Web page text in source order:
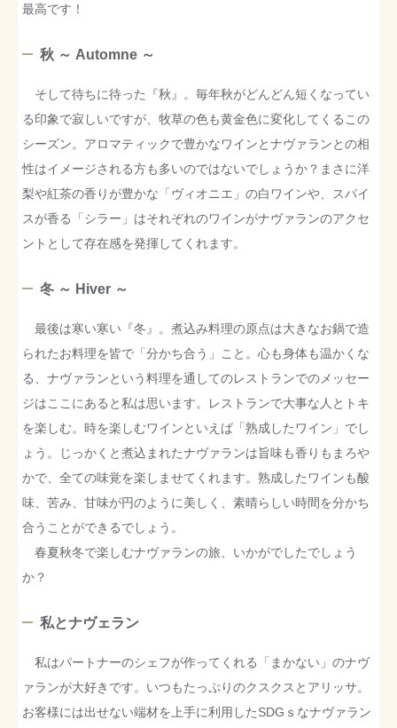
最高です！
秋 ～ Automne ～
そして待ちに待った『秋』。毎年秋がどんどん短くなってい
る印象で寂しいですが、牧草の色も黄金色に変化してくるこの
シーズン。アロマティックで豊かなワインとナヴァランとの相
性はイメージされる方も多いのではないでしょうか？まさに洋
梨や紅茶の香りが豊かな「ヴィオニエ」の白ワインや、スパイ
スが香る「シラー」はそれぞれのワインがナヴァランのアクセ
ントとして存在感を発揮してくれます。
冬 ～ Hiver ～
最後は寒い寒い『冬』。煮込み料理の原点は大きなお鍋で造
られたお料理を皆で「分かち合う」こと。心も身体も温かくな
る、ナヴァランという料理を通してのレストランでのメッセー
ジはここにあると私は思います。レストランで大事な人とトキ
を楽しむ。時を楽しむワインといえば「熟成したワイン」でし
ょう。じっかくと煮込まれたナヴァランは旨味も香りもまろや
かで、全ての味覚を楽しませてくれます。熟成したワインも酸
味、苦み、甘味が円のように美しく、素晴らしい時間を分かち
合うことができるでしょう。
春夏秋冬で楽しむナヴァランの旅、いかがでしたでしょう
か？
私とナヴェラン
私はパートナーのシェフが作ってくれる「まかない」のナヴ
ァランが大好きです。いつもたっぷりのクスクスとアリッサ。
お客様には出せない端材を上手に利用したSDGｓなナヴァラン